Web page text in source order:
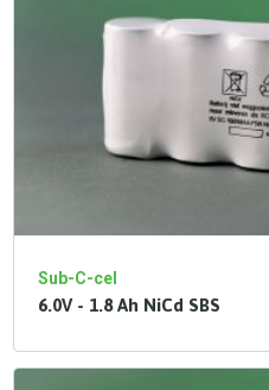
Sub-C-cel
6.0V - 1.8 Ah NiCd SBS